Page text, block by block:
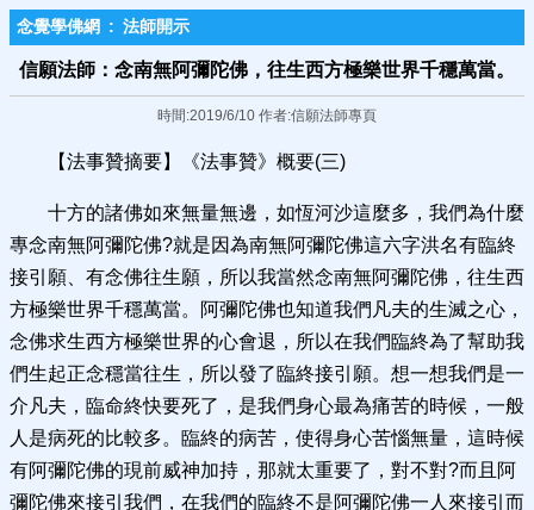
念覺學佛網 : 法師開示
信願法師：念南無阿彌陀佛，往生西方極樂世界千穩萬當。
時間:2019/6/10 作者:信願法師專頁
【法事贊摘要】《法事贊》概要(三)
十方的諸佛如來無量無邊，如恆河沙這麼多，我們為什麼
專念南無阿彌陀佛?就是因為南無阿彌陀佛這六字洪名有臨終
接引願、有念佛往生願，所以我當然念南無阿彌陀佛，往生西
方極樂世界千穩萬當。阿彌陀佛也知道我們凡夫的生滅之心，
念佛求生西方極樂世界的心會退，所以在我們臨終為了幫助我
們生起正念穩當往生，所以發了臨終接引願。想一想我們是一
介凡夫，臨命終快要死了，是我們身心最為痛苦的時候，一般
人是病死的比較多。臨終的病苦，使得身心苦惱無量，這時候
有阿彌陀佛的現前威神加持，那就太重要了，對不對?而且阿
彌陀佛來接引我們，在我們的臨終不是阿彌陀佛一人來接引而